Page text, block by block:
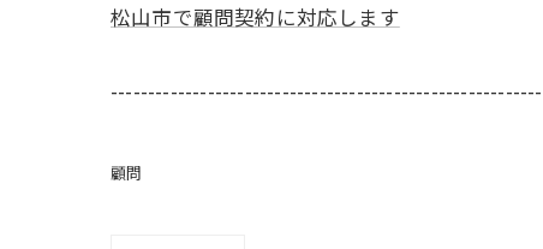
松山市で顧問契約に対応します
顧問